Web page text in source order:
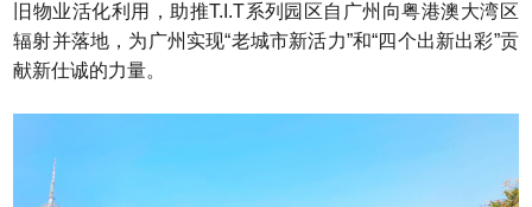
旧物业活化利用，助推T.I.T系列园区自广州向粤港澳大湾区
辐射并落地，为广州实现“老城市新活力”和“四个出新出彩”贡
献新仕诚的力量。